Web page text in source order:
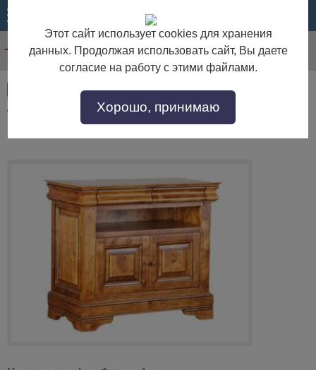
23635
Тумба для телерадиоаппаратуры "Луи Филипп
Этот сайт использует cookies для хранения
данных. Продолжая использовать сайт, Вы даете
согласие на работу с этими файлами.
Хорошо, принимаю